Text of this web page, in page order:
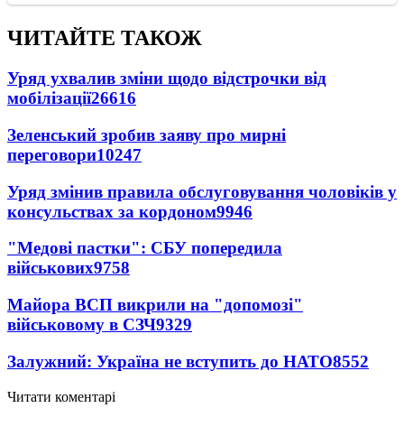
ЧИТАЙТЕ ТАКОЖ
Уряд ухвалив зміни щодо відстрочки від
мобілізації26616
Зеленський зробив заяву про мирні
переговори10247
Уряд змінив правила обслуговування чоловіків у
консульствах за кордоном9946
"Медові пастки": СБУ попередила
військових9758
Майора ВСП викрили на "допомозі"
військовому в СЗЧ9329
Залужний: Україна не вступить до НАТО8552
Читати коментарі